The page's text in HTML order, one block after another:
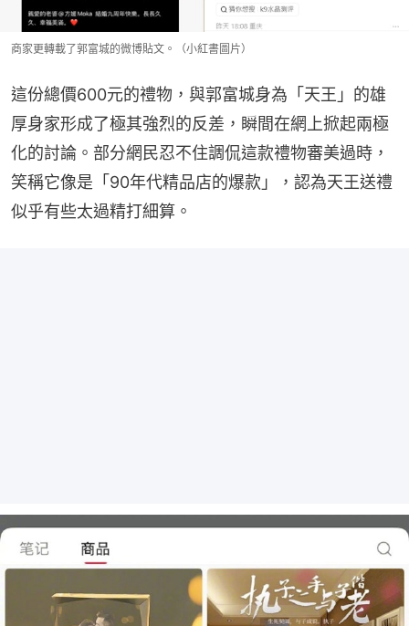
商家更轉載了郭富城的微博貼文。（小紅書圖片）
這份總價600元的禮物，與郭富城身為「天王」的雄
厚身家形成了極其強烈的反差，瞬間在網上掀起兩極
化的討論。部分網民忍不住調侃這款禮物審美過時，
笑稱它像是「90年代精品店的爆款」，認為天王送禮
似乎有些太過精打細算。